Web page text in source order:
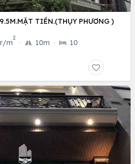
TIỀN.(THỤY PHƯƠNG )
m
2
· 10m · 10